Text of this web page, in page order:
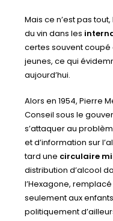
Mais ce n’est pas
du vin dans les
certes souvent coupé
jeunes, ce qui
aujourd’hui.
Alors en 1954, Pierre
Conseil sous le
s’attaquer au
et d’information sur
tard une circulaire
distribution d’alcool
l’Hexagone,
seulement aux
politiquement